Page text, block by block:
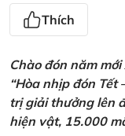
Thích
Chào đón năm
“Hòa nhịp đón
trị giải thưởng lên
hiện vật, 15.000